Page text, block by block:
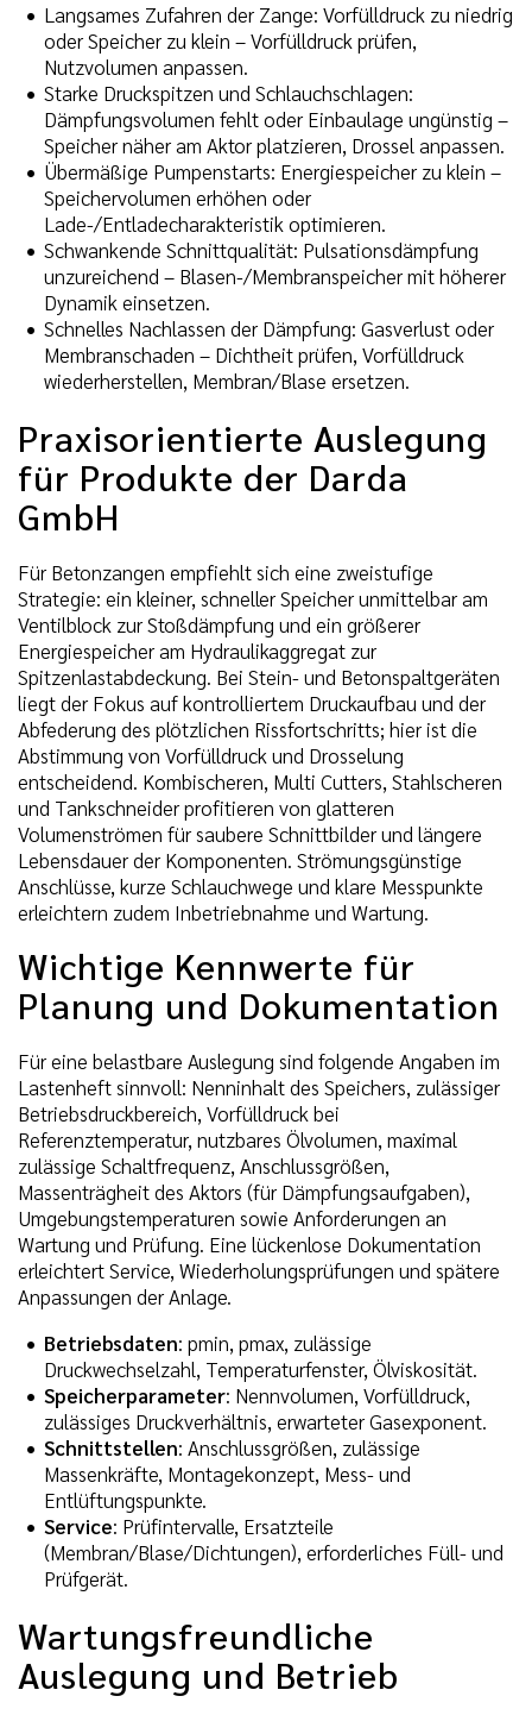
Langsames Zufahren der Zange: Vorfülldruck zu niedrig
oder Speicher zu klein – Vorfülldruck prüfen,
Nutzvolumen anpassen.
Starke Druckspitzen und Schlauchschlagen:
Dämpfungsvolumen fehlt oder Einbaulage ungünstig –
Speicher näher am Aktor platzieren, Drossel anpassen.
Übermäßige Pumpenstarts: Energiespeicher zu klein –
Speichervolumen erhöhen oder
Lade-/Entladecharakteristik optimieren.
Schwankende Schnittqualität: Pulsationsdämpfung
unzureichend – Blasen-/Membranspeicher mit höherer
Dynamik einsetzen.
Schnelles Nachlassen der Dämpfung: Gasverlust oder
Membranschaden – Dichtheit prüfen, Vorfülldruck
wiederherstellen, Membran/Blase ersetzen.
Praxisorientierte Auslegung
für Produkte der Darda
GmbH
Für Betonzangen empfiehlt sich eine zweistufige
Strategie: ein kleiner, schneller Speicher unmittelbar am
Ventilblock zur Stoßdämpfung und ein größerer
Energiespeicher am Hydraulikaggregat zur
Spitzenlastabdeckung. Bei Stein- und Betonspaltgeräten
liegt der Fokus auf kontrolliertem Druckaufbau und der
Abfederung des plötzlichen Rissfortschritts; hier ist die
Abstimmung von Vorfülldruck und Drosselung
entscheidend. Kombischeren, Multi Cutters, Stahlscheren
und Tankschneider profitieren von glatteren
Volumenströmen für saubere Schnittbilder und längere
Lebensdauer der Komponenten. Strömungsgünstige
Anschlüsse, kurze Schlauchwege und klare Messpunkte
erleichtern zudem Inbetriebnahme und Wartung.
Wichtige Kennwerte für
Planung und Dokumentation
Für eine belastbare Auslegung sind folgende Angaben im
Lastenheft sinnvoll: Nenninhalt des Speichers, zulässiger
Betriebsdruckbereich, Vorfülldruck bei
Referenztemperatur, nutzbares Ölvolumen, maximal
zulässige Schaltfrequenz, Anschlussgrößen,
Massenträgheit des Aktors (für Dämpfungsaufgaben),
Umgebungstemperaturen sowie Anforderungen an
Wartung und Prüfung. Eine lückenlose Dokumentation
erleichtert Service, Wiederholungsprüfungen und spätere
Anpassungen der Anlage.
Betriebsdaten: pmin, pmax, zulässige
Druckwechselzahl, Temperaturfenster, Ölviskosität.
Speicherparameter: Nennvolumen, Vorfülldruck,
zulässiges Druckverhältnis, erwarteter Gasexponent.
Schnittstellen: Anschlussgrößen, zulässige
Massenkräfte, Montagekonzept, Mess- und
Entlüftungspunkte.
Service: Prüfintervalle, Ersatzteile
(Membran/Blase/Dichtungen), erforderliches Füll- und
Prüfgerät.
Wartungsfreundliche
Auslegung und Betrieb